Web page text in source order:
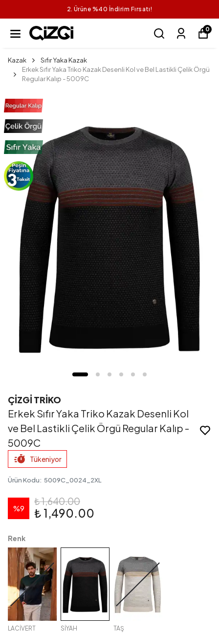
2. Ürüne %40 İndirim Fırsatı!
0
Kazak
Sıfır Yaka Kazak
Erkek Sıfır Yaka Triko Kazak Desenli Kol ve Bel Lastikli Çelik Örgü
Regular Kalıp - 5009C
ÇİZGİ TRİKO
Erkek Sıfır Yaka Triko Kazak Desenli Kol
ve Bel Lastikli Çelik Örgü Regular Kalıp -
5009C
Tükeniyor
Ürün Kodu: 5009C_0024_2XL
%9
₺ 1,640.00
₺ 1,490.00
Renk
LACİVERT SİYAH TAŞ